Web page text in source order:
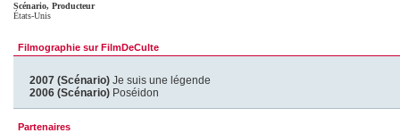
Scénario, Producteur
États-Unis
Filmographie sur FilmDeCulte
2007 (Scénario) Je suis une légende
2006 (Scénario) Poséidon
Partenaires